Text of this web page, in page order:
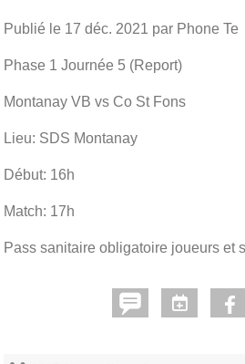
Publié le 17 déc. 2021 par Phone Te
Phase 1 Journée 5 (Report)
Montanay VB vs Co St Fons
Lieu: SDS Montanay
Début: 16h
Match: 17h
Pass sanitaire obligatoire joueurs et